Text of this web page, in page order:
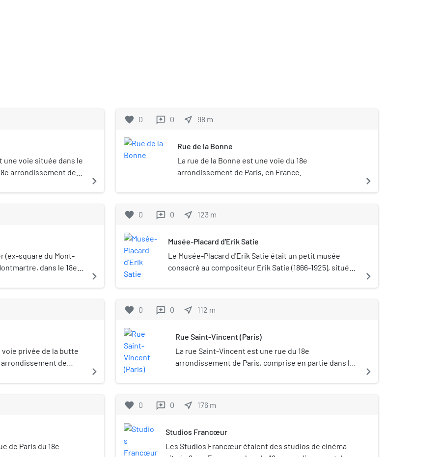
une voie située dans le
arrondissement de
navigate_next
(ex-square du Mont-
dans le 18e
navigate_next
privée de la butte
de
navigate_next
de Paris du 18e
favorite 0 reviews 0 near_me 98 m
Rue de la Bonne
La rue de la Bonne est une voie du 18e
arrondissement de Paris, en France.
navigate_next
favorite 0 reviews 0 near_me 123 m
Musée-Placard d'Erik Satie
Le Musée-Placard d'Erik Satie était un petit musée
consacré au compositeur Erik Satie (1866-1925), situé
navigate_next
favorite 0 reviews 0 near_me 112 m
Rue Saint-Vincent (Paris)
La rue Saint-Vincent est une rue du 18e
arrondissement de Paris, comprise en partie dans le
navigate_next
favorite 0 reviews 0 near_me 176 m
Studios Francœur
Les Studios Francœur étaient des studios de cinéma